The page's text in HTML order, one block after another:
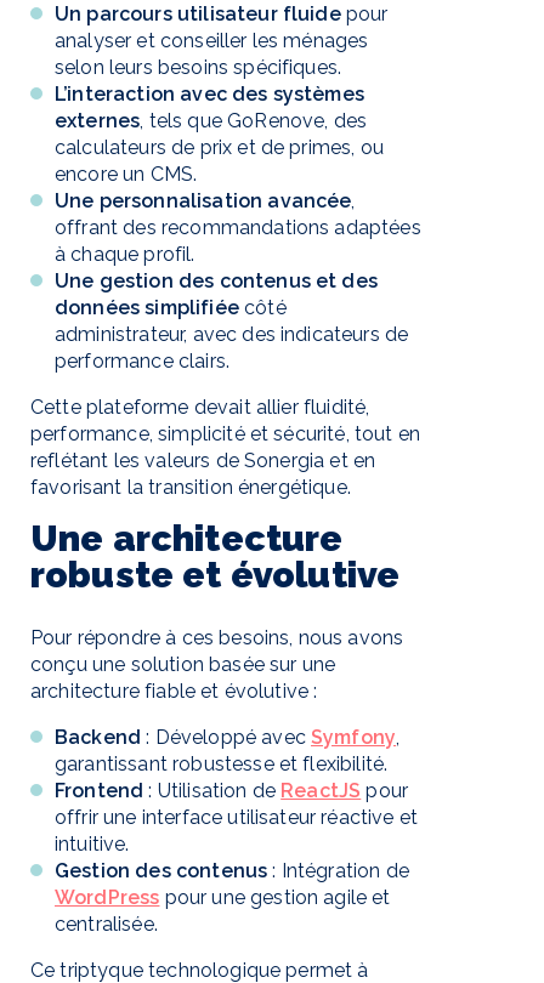
Un parcours utilisateur fluidepour
analyser et conseiller les ménages
selon leurs besoins spécifiques.
L’interaction avec des systèmes
externes , tels que GoRenove, des
calculateurs de prix et de primes, ou
encore un CMS.
Une personnalisation avancée
offrant des recommandations adaptées
à chaque profil.
Une gestion des contenus et des
données simplifiéecôté
administrateur, avec des indicateurs de
performance clairs.
Cette plateforme devait allier fluidité,
performance, simplicité et sécurité, tout en
reflétant les valeurs de Sonergia et en
favorisant la transition énergétique.
Une architecture
robuste et évolutive
Pour répondre à ces besoins, nous avons
conçu une solution basée sur une
architecture fiable et évolutive :
Backend : Développé avecSymfony
garantissant robustesse et flexibilité.
Frontend : Utilisation de ReactJS pour
offrir une interface utilisateur réactive et
intuitive.
Gestion des contenus : Intégration de
WordPress pour une gestion agile et
centralisée.
Ce triptyque technologique permet à